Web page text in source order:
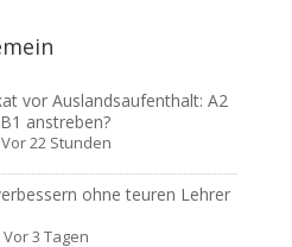
vor Auslandsaufenthalt: A2
anstreben?
Vor 22 Stunden
ohne teuren Lehrer
Vor 3 Tagen